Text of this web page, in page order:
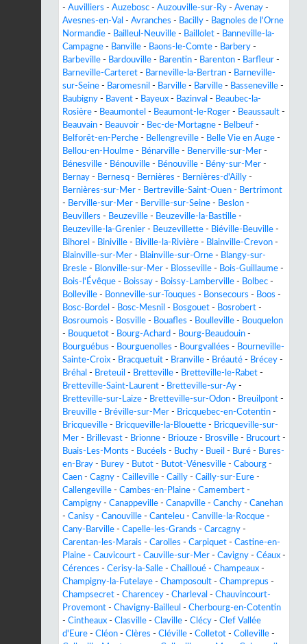
- Auvilliers - Auzebosc - Auzouville-sur-Ry - Avenay -
Avesnes-en-Val - Avranches - Bacilly - Bagnoles de l'Orne
Normandie - Bailleul-Neuville - Baillolet - Banneville-la-
Campagne - Banville - Baons-le-Comte - Barbery -
Barbeville - Bardouville - Barentin - Barenton - Barfleur -
Barneville-Carteret - Barneville-la-Bertran - Barneville-
sur-Seine - Baromesnil - Barville - Barville - Basseneville -
Baubigny - Bavent - Bayeux - Bazinval - Beaubec-la-
Rosière - Beaumontel - Beaumont-le-Roger - Beaussault -
Beauvain - Beauvoir - Bec-de-Mortagne - Belbeuf -
Belforêt-en-Perche - Bellengreville - Belle Vie en Auge -
Bellou-en-Houlme - Bénarville - Benerville-sur-Mer -
Bénesville - Bénouville - Bénouville - Bény-sur-Mer -
Bernay - Bernesq - Bernières - Bernières-d'Ailly -
Bernières-sur-Mer - Bertreville-Saint-Ouen - Bertrimont
- Berville-sur-Mer - Berville-sur-Seine - Beslon -
Beuvillers - Beuzeville - Beuzeville-la-Bastille -
Beuzeville-la-Grenier - Beuzevillette - Biéville-Beuville -
Bihorel - Biniville - Biville-la-Rivière - Blainville-Crevon -
Blainville-sur-Mer - Blainville-sur-Orne - Blangy-sur-
Bresle - Blonville-sur-Mer - Blosseville - Bois-Guillaume -
Bois-l'Évêque - Boissay - Boissy-Lamberville - Bolbec -
Bolleville - Bonneville-sur-Touques - Bonsecours - Boos -
Bosc-Bordel - Bosc-Mesnil - Bosgouet - Bosrobert -
Bosroumois - Bosville - Bouafles - Boulleville - Bouquelon
- Bouquetot - Bourg-Achard - Bourg-Beaudouin -
Bourguébus - Bourguenolles - Bourgvallées - Bourneville-
Sainte-Croix - Bracquetuit - Branville - Bréauté - Brécey -
Bréhal - Breteuil - Bretteville - Bretteville-le-Rabet -
Bretteville-Saint-Laurent - Bretteville-sur-Ay -
Bretteville-sur-Laize - Bretteville-sur-Odon - Breuilpont -
Breuville - Bréville-sur-Mer - Bricquebec-en-Cotentin -
Bricqueville - Bricqueville-la-Blouette - Bricqueville-sur-
Mer - Brillevast - Brionne - Briouze - Brosville - Brucourt -
Buais-Les-Monts - Bucéels - Buchy - Bueil - Buré - Bures-
en-Bray - Burey - Butot - Butot-Vénesville - Cabourg -
Caen - Cagny - Cailleville - Cailly - Cailly-sur-Eure -
Callengeville - Cambes-en-Plaine - Camembert -
Campigny - Canappeville - Canapville - Canchy - Canehan
- Canisy - Canouville - Canteleu - Canville-la-Rocque -
Cany-Barville - Capelle-les-Grands - Carcagny -
Carentan-les-Marais - Carolles - Carpiquet - Castine-en-
Plaine - Cauvicourt - Cauville-sur-Mer - Cavigny - Céaux -
Cérences - Cerisy-la-Salle - Chailloué - Champeaux -
Champigny-la-Futelaye - Champosoult - Champrepus -
Champsecret - Charencey - Charleval - Chauvincourt-
Provemont - Chavigny-Bailleul - Cherbourg-en-Cotentin
- Cintheaux - Clasville - Claville - Clécy - Clef Vallée
d'Eure - Cléon - Clères - Cléville - Colletot - Colleville -